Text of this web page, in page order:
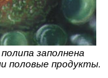
заполнена
половые продукты.